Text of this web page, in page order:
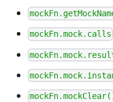
mockFn.mock.calls